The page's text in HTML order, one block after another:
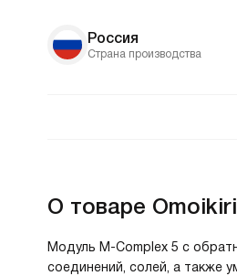
Россия
Страна производства
О товаре
Модуль M-Complex 5 с
соединений, солей, а также